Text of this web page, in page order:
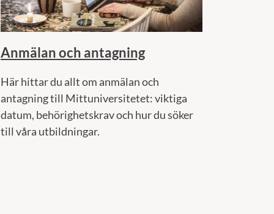
Anmälan och antagning
Här hittar du allt om anmälan och
antagning till Mittuniversitetet: viktiga
datum, behörighetskrav och hur du söker
till våra utbildningar.